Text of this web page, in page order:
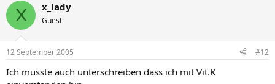
X x_lady
Guest
12 September 2005 #12
Ich musste auch unterschreiben dass ich mit Vit.K